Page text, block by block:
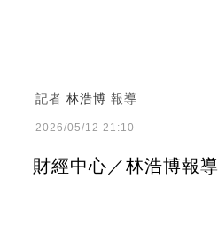
記者 林浩博 報導
2026/05/12 21:10
財經中心／林浩博報導